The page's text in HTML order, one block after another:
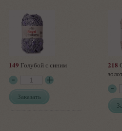
149 Голубой с синим
Заказать
218